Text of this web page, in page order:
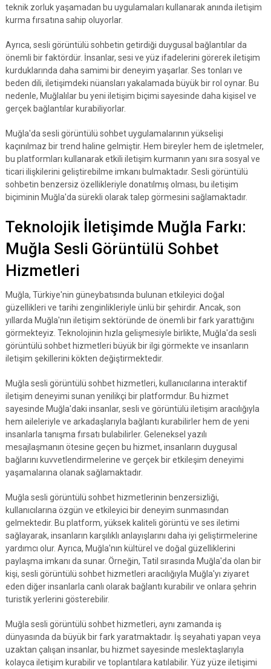
teknik zorluk yaşamadan bu uygulamaları kullanarak anında iletişim
kurma fırsatına sahip oluyorlar.
Ayrıca, sesli görüntülü sohbetin getirdiği duygusal bağlantılar da
önemli bir faktördür. İnsanlar, sesi ve yüz ifadelerini görerek iletişim
kurduklarında daha samimi bir deneyim yaşarlar. Ses tonları ve
beden dili, iletişimdeki nüansları yakalamada büyük bir rol oynar. Bu
nedenle, Muğlalılar bu yeni iletişim biçimi sayesinde daha kişisel ve
gerçek bağlantılar kurabiliyorlar.
Muğla'da sesli görüntülü sohbet uygulamalarının yükselişi
kaçınılmaz bir trend haline gelmiştir. Hem bireyler hem de işletmeler,
bu platformları kullanarak etkili iletişim kurmanın yanı sıra sosyal ve
ticari ilişkilerini geliştirebilme imkanı bulmaktadır. Sesli görüntülü
sohbetin benzersiz özellikleriyle donatılmış olması, bu iletişim
biçiminin Muğla'da sürekli olarak talep görmesini sağlamaktadır.
Teknolojik İletişimde Muğla Farkı:
Muğla Sesli Görüntülü Sohbet
Hizmetleri
Muğla, Türkiye'nin güneybatısında bulunan etkileyici doğal
güzellikleri ve tarihi zenginlikleriyle ünlü bir şehirdir. Ancak, son
yıllarda Muğla'nın iletişim sektöründe de önemli bir fark yarattığını
görmekteyiz. Teknolojinin hızla gelişmesiyle birlikte, Muğla'da sesli
görüntülü sohbet hizmetleri büyük bir ilgi görmekte ve insanların
iletişim şekillerini kökten değiştirmektedir.
Muğla sesli görüntülü sohbet hizmetleri, kullanıcılarına interaktif
iletişim deneyimi sunan yenilikçi bir platformdur. Bu hizmet
sayesinde Muğla'daki insanlar, sesli ve görüntülü iletişim aracılığıyla
hem aileleriyle ve arkadaşlarıyla bağlantı kurabilirler hem de yeni
insanlarla tanışma fırsatı bulabilirler. Geleneksel yazılı
mesajlaşmanın ötesine geçen bu hizmet, insanların duygusal
bağlarını kuvvetlendirmelerine ve gerçek bir etkileşim deneyimi
yaşamalarına olanak sağlamaktadır.
Muğla sesli görüntülü sohbet hizmetlerinin benzersizliği,
kullanıcılarına özgün ve etkileyici bir deneyim sunmasından
gelmektedir. Bu platform, yüksek kaliteli görüntü ve ses iletimi
sağlayarak, insanların karşılıklı anlayışlarını daha iyi geliştirmelerine
yardımcı olur. Ayrıca, Muğla'nın kültürel ve doğal güzelliklerini
paylaşma imkanı da sunar. Örneğin, Tatil sırasında Muğla'da olan bir
kişi, sesli görüntülü sohbet hizmetleri aracılığıyla Muğla'yı ziyaret
eden diğer insanlarla canlı olarak bağlantı kurabilir ve onlara şehrin
turistik yerlerini gösterebilir.
Muğla sesli görüntülü sohbet hizmetleri, aynı zamanda iş
dünyasında da büyük bir fark yaratmaktadır. İş seyahati yapan veya
uzaktan çalışan insanlar, bu hizmet sayesinde meslektaşlarıyla
kolayca iletişim kurabilir ve toplantılara katılabilir. Yüz yüze iletişimi